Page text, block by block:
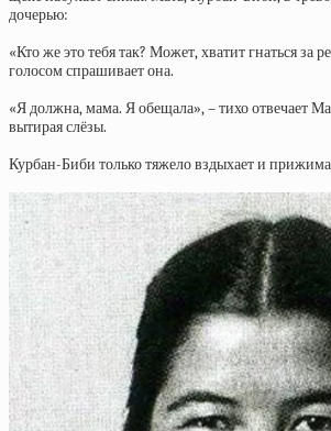
дочерью:
«Кто же это тебя так? Может, хватит гнаться за
голосом спрашивает она.
«Я должна, мама. Я обещала», – тихо отвечает
вытирая слёзы.
Курбан-Биби только тяжело вздыхает и